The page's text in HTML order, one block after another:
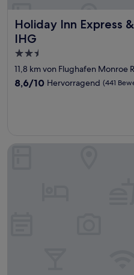
Holiday Inn Express
IHG
Holiday Inn Express &
2.5-
Sterne-
Unterkunft
11,8 km von Flughafen Monroe
8.6
8,6/10 Hervorragend (441
Comfort Suites West